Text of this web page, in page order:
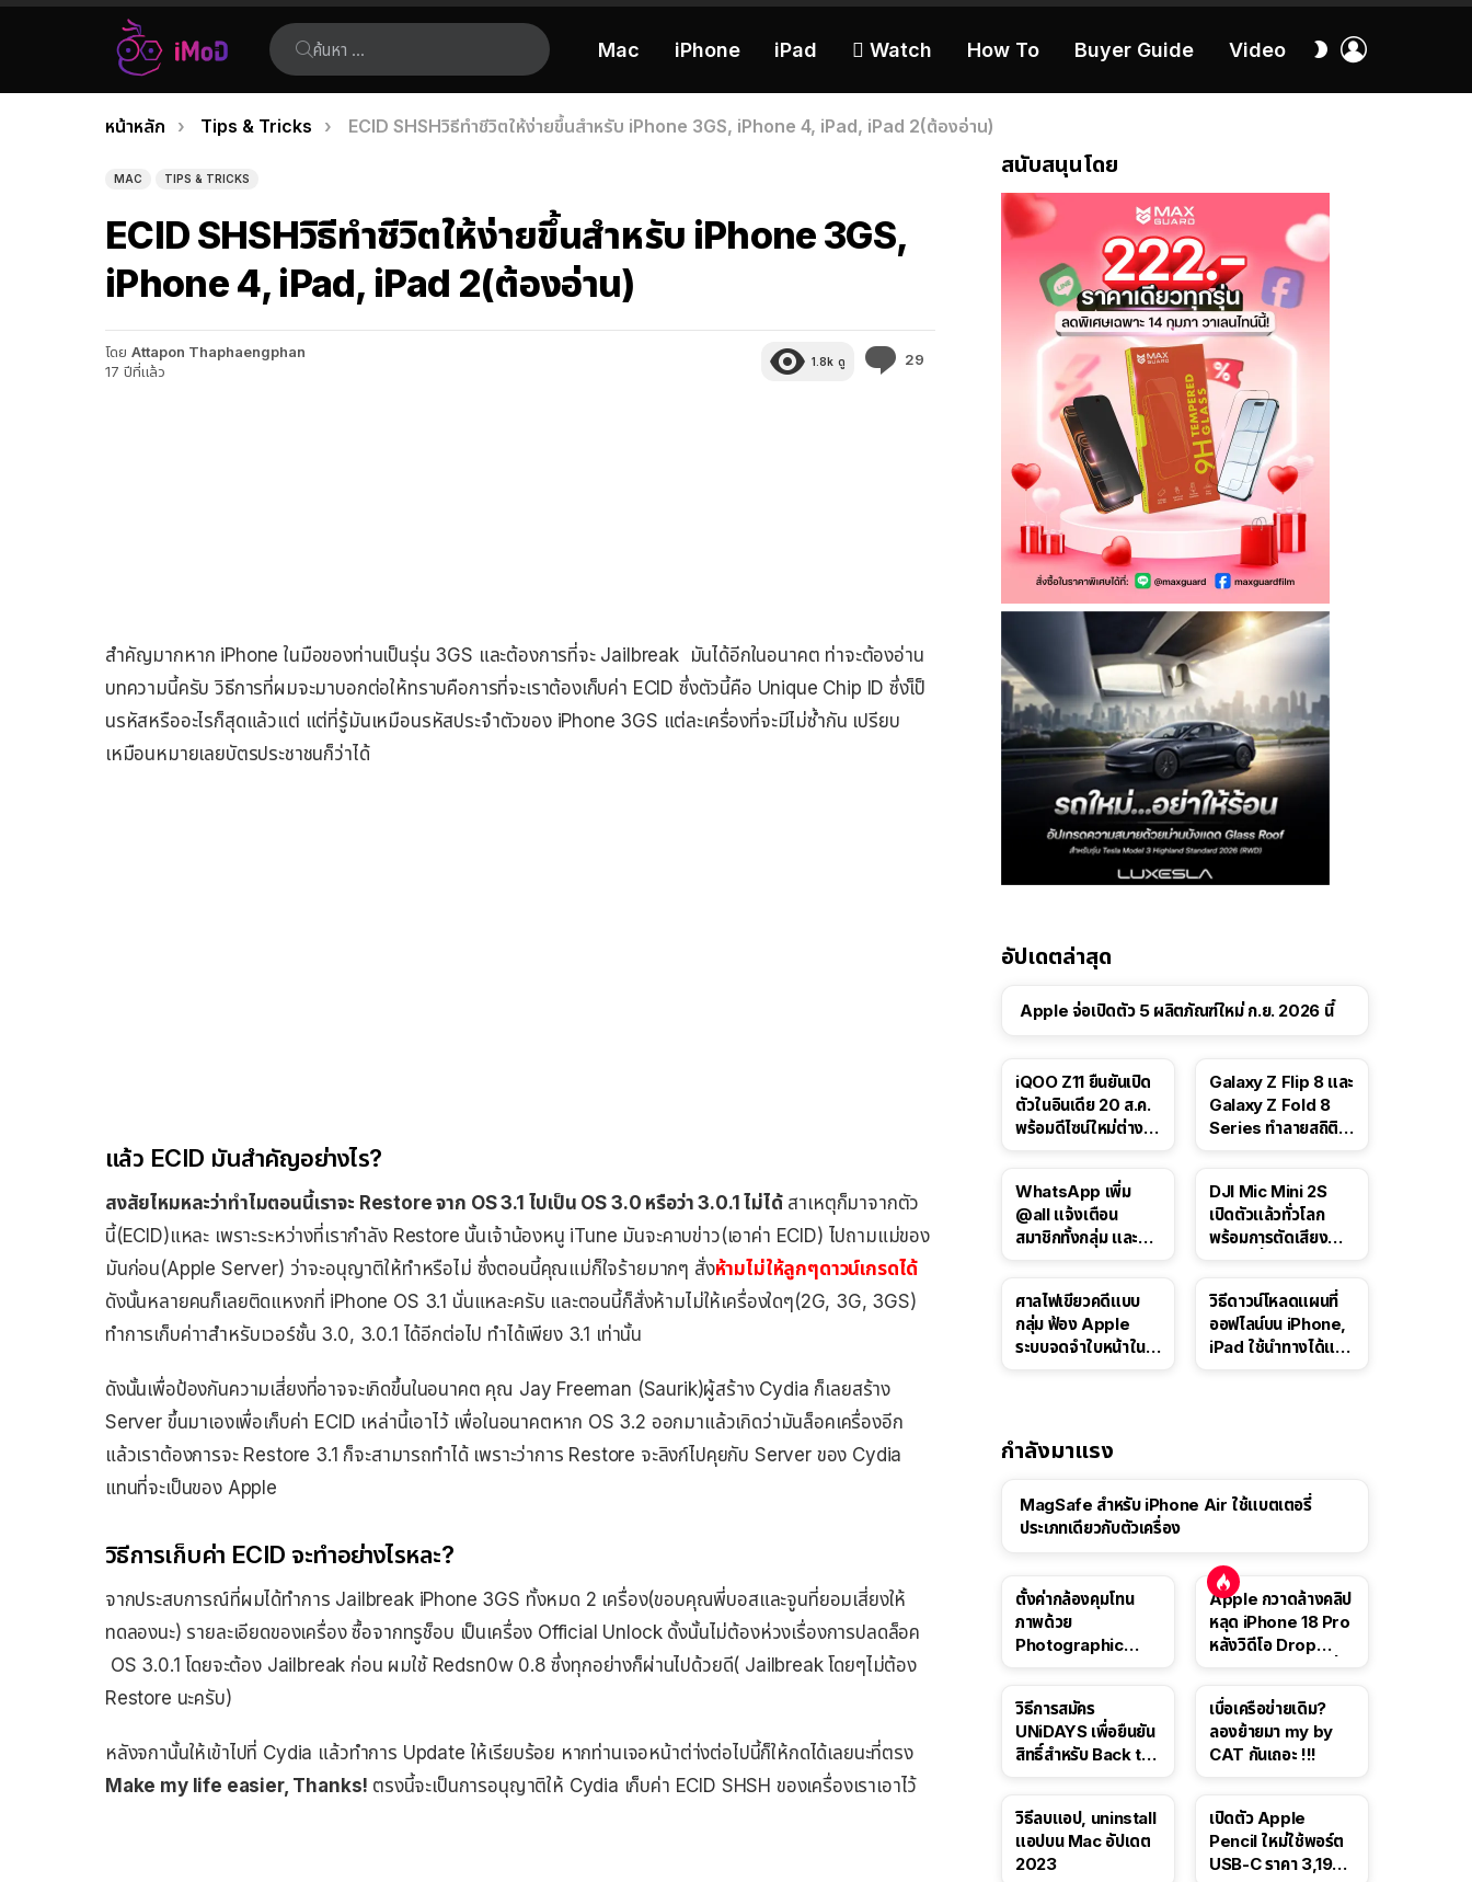
ค้นหา:
Mac iPhone iPad  Watch How To Buyer Guide Video
สลับ
เรื่อง
ล่าสุด
คุณอยู่ที่นี่:
หน้าหลัก Tips & Tricks ECID SHSHวิธีทำชีวิตให้ง่ายขึ้นสำหรับ iPhone 3GS, iPhone 4, iPad, iPad 2(ต้องอ่าน)
MAC TIPS & TRICKS
ECID SHSHวิธีทำชีวิตให้ง่ายขึ้นสำหรับ iPhone 3GS,
iPhone 4, iPad, iPad 2(ต้องอ่าน)
โดย Attapon Thaphaengphan
17 ปีที่แล้ว
1.8k ดู 29
สำคัญมากหาก iPhone ในมือของท่านเป็นรุ่น 3GS และต้องการที่จะ Jailbreak มันได้อีกในอนาคต ท่าจะต้องอ่าน
บทความนี้ครับ วิธีการที่ผมจะมาบอกต่อให้ทราบคือการที่จะเราต้องเก็บค่า ECID ซึ่งตัวนี้คือ Unique Chip ID ซึ่งเ็ป็
นรหัสหรืออะไรก็สุดแล้วแต่ แต่ที่รู้มันเหมือนรหัสประจำตัวของ iPhone 3GS แต่ละเครื่องที่จะมีไม่ซ้ำกัน เปรียบ
เหมือนหมายเลยบัตรประชาชนก็ว่าได้
แล้ว ECID มันสำคัญอย่างไร?
สงสัยไหมหละว่าทำไมตอนนี้เราจะ Restore จาก OS 3.1 ไปเป็น OS 3.0 หรือว่า 3.0.1 ไม่ได้สาเหตุก็มาจากตัว
นี้(ECID)แหละ เพราะระหว่างที่เรากำลัง Restore นั้นเจ้าน้องหนู iTune มันจะคาบข่าว(เอาค่า ECID) ไปถามแม่ของ
มันก่อน(Apple Server) ว่าจะอนุญาติให้ทำหรือไม่ ซึ่งตอนนี้คุณแม่ก็ใจร้ายมากๆ สั่งห้ามไม่ให้ลูกๆดาวน์เกรดได้
ดังนั้นหลายคนก็เลยติดแหงกที่ iPhone OS 3.1 นั่นแหละครับ และตอนนี้ก็สั่งห้ามไม่ให้เครื่องใดๆ(2G, 3G, 3GS)
ทำการเก็บค่าาสำหรับเวอร์ชั้น 3.0, 3.0.1 ได้อีกต่อไป ทำได้เพียง 3.1 เท่านั้น
ดังนั้นเพื่อป้องกันความเสี่ยงที่อาจจะเกิดขึ้นในอนาคต คุณ Jay Freeman (Saurik)ผู้สร้าง Cydia ก็เลยสร้าง
Server ขึ้นมาเองเพื่อเก็บค่า ECID เหล่านี้เอาไว้ เพื่อในอนาคตหาก OS 3.2 ออกมาแล้วเกิดว่ามันล็อคเครื่องอีก
แล้วเราต้องการจะ Restore 3.1 ก็จะสามารถทำได้ เพราะว่าการ Restore จะลิงก์ไปคุยกับ Server ของ Cydia
แทนที่จะเป็นของ Apple
วิธีการเก็บค่า ECID จะทำอย่างไรหละ?
จากประสบการณ์ที่ผมได้ทำการ Jailbreak iPhone 3GS ทั้งหมด 2 เครื่อง(ขอบคุณพี่บอสและจูนที่ยอมเสี่ยงให้
ทดลองนะ) รายละเอียดของเครื่อง ซื้อจากทรูช็อบ เป็นเครื่อง Official Unlock ดั้งนั้นไม่ต้องห่วงเรื่องการปลดล็อค
OS 3.0.1 โดยจะต้อง Jailbreak ก่อน ผมใช้ Redsn0w 0.8 ซึ่งทุกอย่างก็ผ่านไปด้วยดี( Jailbreak โดยๆไม่ต้อง
Restore นะครับ)
หลังจกานั้นให้เข้าไปที่ Cydia แล้วทำการ Update ให้เรียบร้อย หากท่านเจอหน้าต่า่งต่อไปนี้ก็ให้กดได้เลยนะที่ตรง
Make my life easier, Thanks! ตรงนี้จะเป็นการอนุญาติให้ Cydia เก็บค่า ECID SHSH ของเครื่องเราเอาไว้
สนับสนุนโดย
อัปเดตล่าสุด
Apple จ่อเปิดตัว 5 ผลิตภัณฑ์ใหม่ ก.ย. 2026 นี้
iQOO Z11 ยืนยันเปิด
ตัวในอินเดีย 20 ส.ค.
พร้อมดีไซน์ใหม่ต่าง
Galaxy Z Flip 8 และ
Galaxy Z Fold 8
Series ทำลายสถิติ
WhatsApp เพิ่ม
@all แจ้งเตือน
สมาชิกทั้งกลุ่ม และอัป
DJI Mic Mini 2S
เปิดตัวแล้วทั่วโลก
พร้อมการตัดเสียง
ศาลไฟเขียวคดีแบบ
กลุ่ม ฟ้อง Apple
ระบบจดจำใบหน้าใน
วิธีดาวน์โหลดแผนที่
ออฟไลน์บน iPhone,
iPad ใช้นำทางได้แม้
กำลังมาแรง
MagSafe สำหรับ iPhone Air ใช้แบตเตอรี่
ประเภทเดียวกับตัวเครื่อง
ตั้งค่ากล้องคุมโทน
ภาพด้วย
Photographic
Apple กวาดล้างคลิป
หลุด iPhone 18 Pro
หลังวิดีโอ Drop
วิธีการสมัคร
UNiDAYS เพื่อยืนยัน
สิทธิ์สำหรับ Back to
เบื่อเครือข่ายเดิม?
ลองย้ายมา my by
CAT กันเถอะ !!!
วิธีลบแอป, uninstall
แอปบน Mac อัปเดต
2023
เปิดตัว Apple
Pencil ใหม่ใช้พอร์ต
USB-C ราคา 3,190